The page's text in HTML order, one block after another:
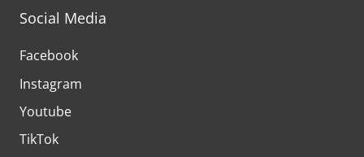
Social Media
Facebook
Instagram
Youtube
TikTok